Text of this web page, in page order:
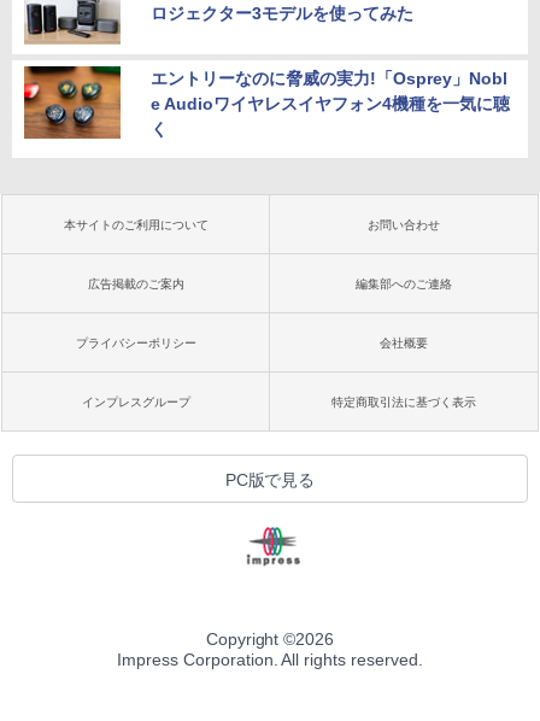
ロジェクター3モデルを使ってみた
エントリーなのに脅威の実力!「Osprey」Nobl
e Audioワイヤレスイヤフォン4機種を一気に聴
く
本サイトのご利用について お問い合わせ
広告掲載のご案内 編集部へのご連絡
プライバシーポリシー 会社概要
インプレスグループ 特定商取引法に基づく表示
PC版で見る
Copyright ©2026
Impress Corporation. All rights reserved.